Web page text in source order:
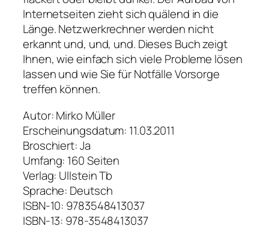
Internetseiten zieht sich quälend in die
Länge. Netzwerkrechner werden nicht
erkannt und, und, und. Dieses Buch zeigt
Ihnen, wie einfach sich viele Probleme lösen
lassen und wie Sie für Notfälle Vorsorge
treffen können.
Autor: Mirko Müller
Erscheinungsdatum: 11.03.2011
Broschiert: Ja
Umfang: 160 Seiten
Verlag: Ullstein Tb
Sprache: Deutsch
ISBN-10: 9783548413037
ISBN-13: 978-3548413037